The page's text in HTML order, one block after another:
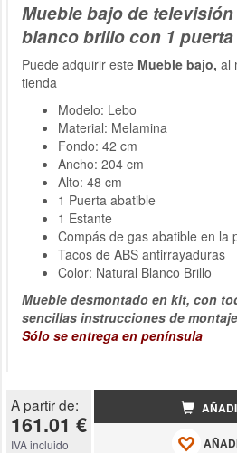
Mueble bajo de
blanco brillo con 1
Puede adquirir este Mueble bajo, al
tienda
Modelo: Lebo
Material: Melamina
Fondo: 42 cm
Ancho: 204 cm
Alto: 48 cm
1 Puerta abatible
1 Estante
Compás de gas abatible en la
Tacos de ABS antirrayaduras
Color: Natural Blanco Brillo
Mueble desmontado en kit, con
sencillas instrucciones de montaje
Sólo se entrega en península
A partir de:
161.01 €
IVA incluido